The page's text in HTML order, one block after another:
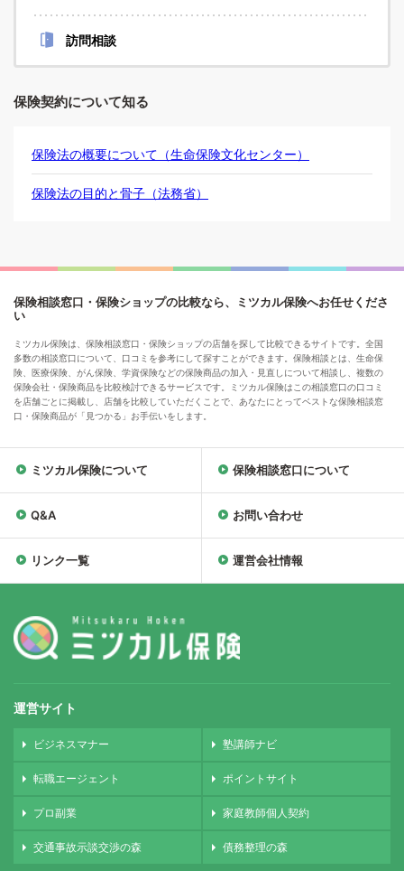
訪問相談
保険契約について知る
保険法の概要について（生命保険文化センター）
保険法の目的と骨子（法務省）
保険相談窓口・保険ショップの比較なら、ミツカル保険へお任せくださ
い
ミツカル保険は、保険相談窓口・保険ショップの店舗を探して比較できるサイトです。全国
多数の相談窓口について、口コミを参考にして探すことができます。保険相談とは、生命保
険、医療保険、がん保険、学資保険などの保険商品の加入・見直しについて相談し、複数の
保険会社・保険商品を比較検討できるサービスです。ミツカル保険はこの相談窓口の口コミ
を店舗ごとに掲載し、店舗を比較していただくことで、あなたにとってベストな保険相談窓
口・保険商品が「見つかる」お手伝いをします。
ミツカル保険について 保険相談窓口について
Q&A お問い合わせ
リンク一覧 運営会社情報
運営サイト
ビジネスマナー 塾講師ナビ
転職エージェント ポイントサイト
プロ副業 家庭教師個人契約
交通事故示談交渉の森 債務整理の森